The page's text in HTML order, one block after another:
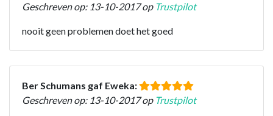
Geschreven op: 13-10-2017 op Trustpilot
nooit geen problemen doet het goed
Ber Schumans gaf Eweka:
Geschreven op: 13-10-2017 op Trustpilot